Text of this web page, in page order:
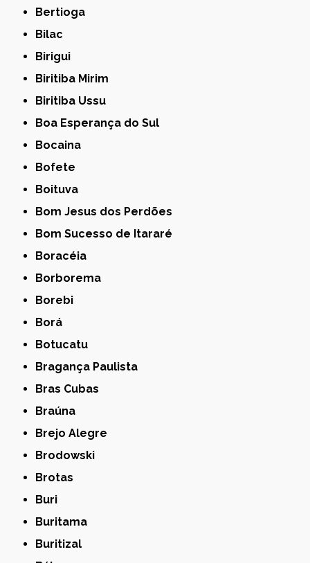
Bertioga
Bilac
Birigui
Biritiba Mirim
Biritiba Ussu
Boa Esperança do Sul
Bocaina
Bofete
Boituva
Bom Jesus dos Perdões
Bom Sucesso de Itararé
Boracéia
Borborema
Borebi
Borá
Botucatu
Bragança Paulista
Bras Cubas
Braúna
Brejo Alegre
Brodowski
Brotas
Buri
Buritama
Buritizal